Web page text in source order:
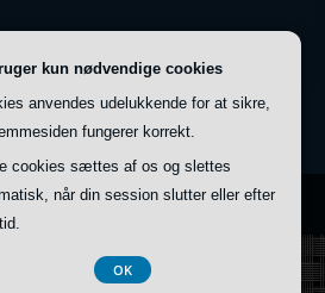
| Theme: HoneyBeeby SpiceThemes
kun nødvendige cookies
anvendes udelukkende for at sikre,
fungerer korrekt.
cookies sættes af os og slettes
når din session slutter eller efter
OK